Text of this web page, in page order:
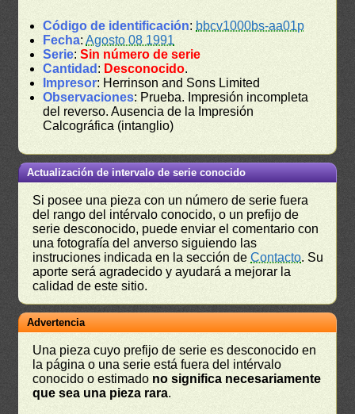
Código de identificación: bbcv1000bs-aa01p
Fecha:Agosto 08 1991
Serie:Sin número de serie
Cantidad : Desconocido.
Impresor: Herrinson and Sons Limited
Observaciones: Prueba. Impresión incompleta
del reverso. Ausencia de la Impresión
Calcográfica (intanglio)
Actualización de intervalo de serie conocido
Si posee una pieza con un número de serie fuera
del rango del intérvalo conocido, o un prefijo de
serie desconocido, puede enviar el comentario con
una fotografía del anverso siguiendo las
instruciones indicada en la sección deContacto. Su
aporte será agradecido y ayudará a mejorar la
calidad de este sitio.
Advertencia
Una pieza cuyo prefijo de serie es desconocido en
la página o una serie está fuera del intérvalo
conocido o estimado no significa necesariamente
que sea una pieza rara.